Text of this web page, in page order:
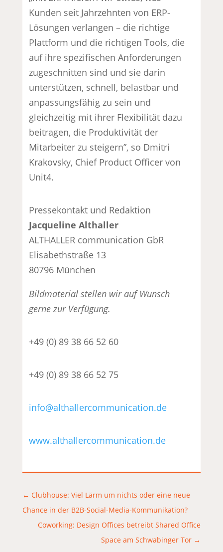
Kunden seit Jahrzehnten von ERP-
Lösungen verlangen – die richtige
Plattform und die richtigen Tools, die
auf ihre spezifischen Anforderungen
zugeschnitten sind und sie darin
unterstützen, schnell, belastbar und
anpassungsfähig zu sein und
gleichzeitig mit ihrer Flexibilität dazu
beitragen, die Produktivität der
Mitarbeiter zu steigern”, so Dmitri
Krakovsky, Chief Product Officer von
Unit4.
Pressekontakt und Redaktion
Jacqueline Althaller
ALTHALLER communication GbR
Elisabethstraße 13
80796 München
Bildmaterial stellen wir auf Wunsch
gerne zur Verfügung.
+49 (0) 89 38 66 52 60
+49 (0) 89 38 66 52 75
info@althallercommunication.de
www.althallercommunication.de
← Clubhouse: Viel Lärm um nichts oder eine neue
Chance in der B2B-Social-Media-Kommunikation?
Coworking: Design Offices betreibt Shared Office
Space am Schwabinger Tor →